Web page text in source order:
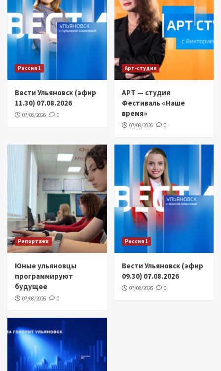
Россия 1
Вести Ульяновск (эфир
11.30) 07.08.2026
07/08/2026 0
Арт-студия
АРТ — студия
Фестиваль «Наше
время»
07/08/2026 0
Репортажи
Юные ульяновцы
программируют
будущее
07/08/2026 0
Россия 1
Вести Ульяновск (эфир
09.30) 07.08.2026
07/08/2026 0